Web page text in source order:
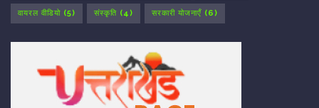
वायरल वीडियो (5) संस्कृति (4) सरकारी योजनाएँ (6)